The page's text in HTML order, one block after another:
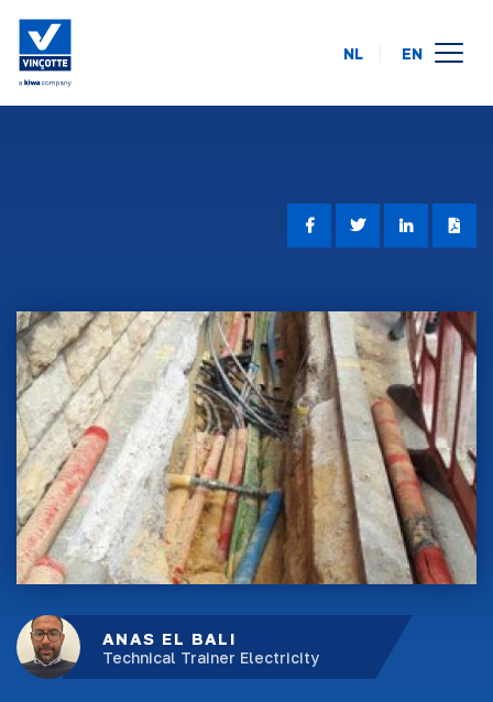
calendrier des formations
FAQ
contact
NL EN
ANAS EL BALI
Technical Trainer Electricity